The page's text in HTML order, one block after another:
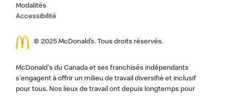
Modalités
Accessibilité
© 2025 McDonald’s. Tous droits réservés.
McDonald's du Canada et ses franchisés indépendants
s'engagent à offrir un milieu de travail diversifié et inclusif
pour tous. Nos lieux de travail ont depuis longtemps pour